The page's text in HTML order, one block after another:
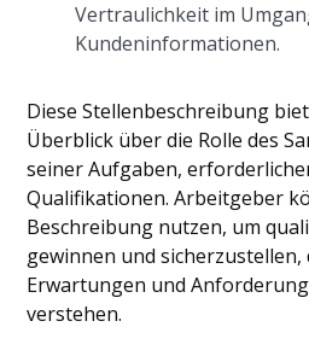
Vertraulichkeit im
Kundeninformationen.
Diese Stellenbeschreibung
Überblick über die Rolle des
seiner Aufgaben,
Qualifikationen. Arbeitgeber
Beschreibung nutzen, um
gewinnen und sicherzustellen,
Erwartungen und
verstehen.